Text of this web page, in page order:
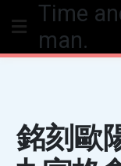
Time
man.
銘刻歐